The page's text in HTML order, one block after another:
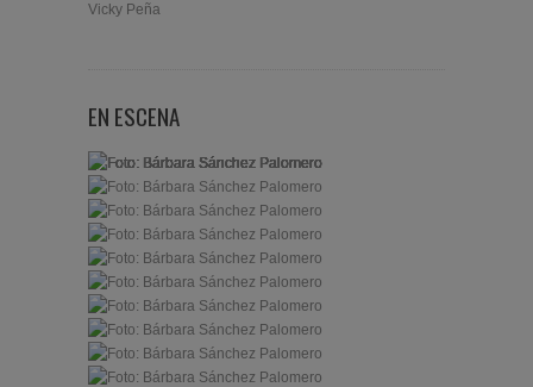
Vicky Peña
EN ESCENA